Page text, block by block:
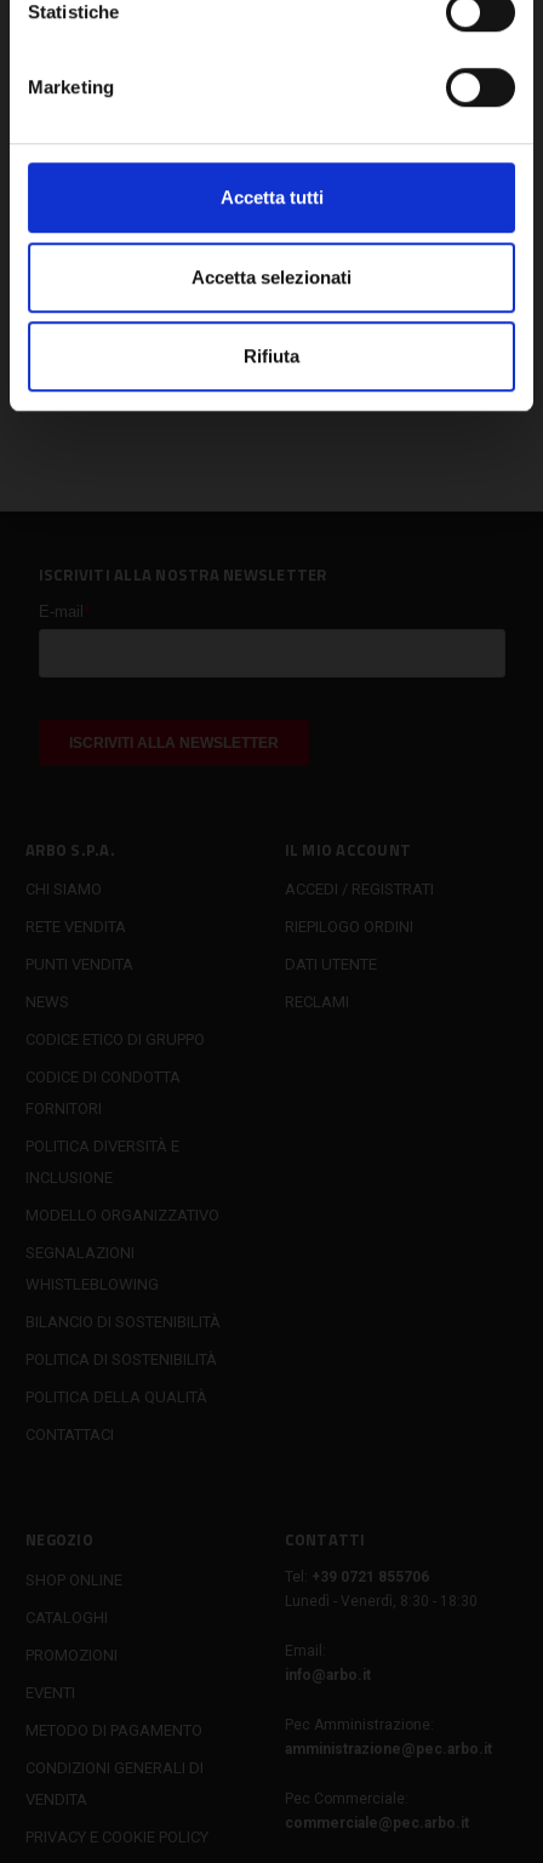
Statistiche
Marketing
Accetta tutti
Accetta selezionati
Rifiuta
TAPPO PER PRESA DI PRESSIONE
BA005409520
ARBO S.P.A.
CHI SIAMO
RETE VENDITA
PUNTI VENDITA
NEWS
CODICE ETICO DI GRUPPO
CODICE DI CONDOTTA
FORNITORI
POLITICA DIVERSITÀ E
INCLUSIONE
MODELLO ORGANIZZATIVO
SEGNALAZIONI
WHISTLEBLOWING
BILANCIO DI SOSTENIBILITÀ
POLITICA DI SOSTENIBILITÀ
POLITICA DELLA QUALITÀ
CONTATTACI
IL MIO ACCOUNT
ACCEDI / REGISTRATI
RIEPILOGO ORDINI
DATI UTENTE
RECLAMI
NEGOZIO
SHOP ONLINE
CATALOGHI
PROMOZIONI
EVENTI
METODO DI PAGAMENTO
CONDIZIONI GENERALI DI
VENDITA
PRIVACY E COOKIE POLICY
CONTATTI
Tel:
+39 0721 855706
Lunedì - Venerdì, 8:30 - 18:30
Email:
info@arbo.it
Pec Amministrazione:
amministrazione@pec.arbo.it
Pec Commerciale:
commerciale@pec.arbo.it
ISCRIVITI ALLA NOSTRA NEWSLETTER